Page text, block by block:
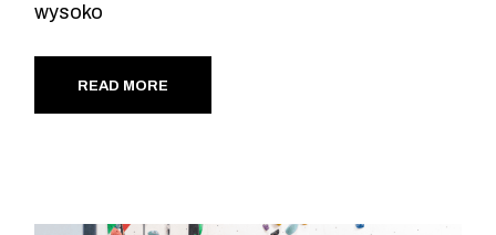
wysoko
READ MORE